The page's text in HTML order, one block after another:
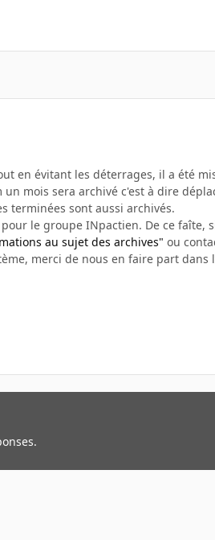
en évitant les déterrages, il a été
mois sera archivé c'est à dire
terminées sont aussi archivés.
le groupe INpactien. De ce
au sujet des archives" ou
merci de nous en faire part dans